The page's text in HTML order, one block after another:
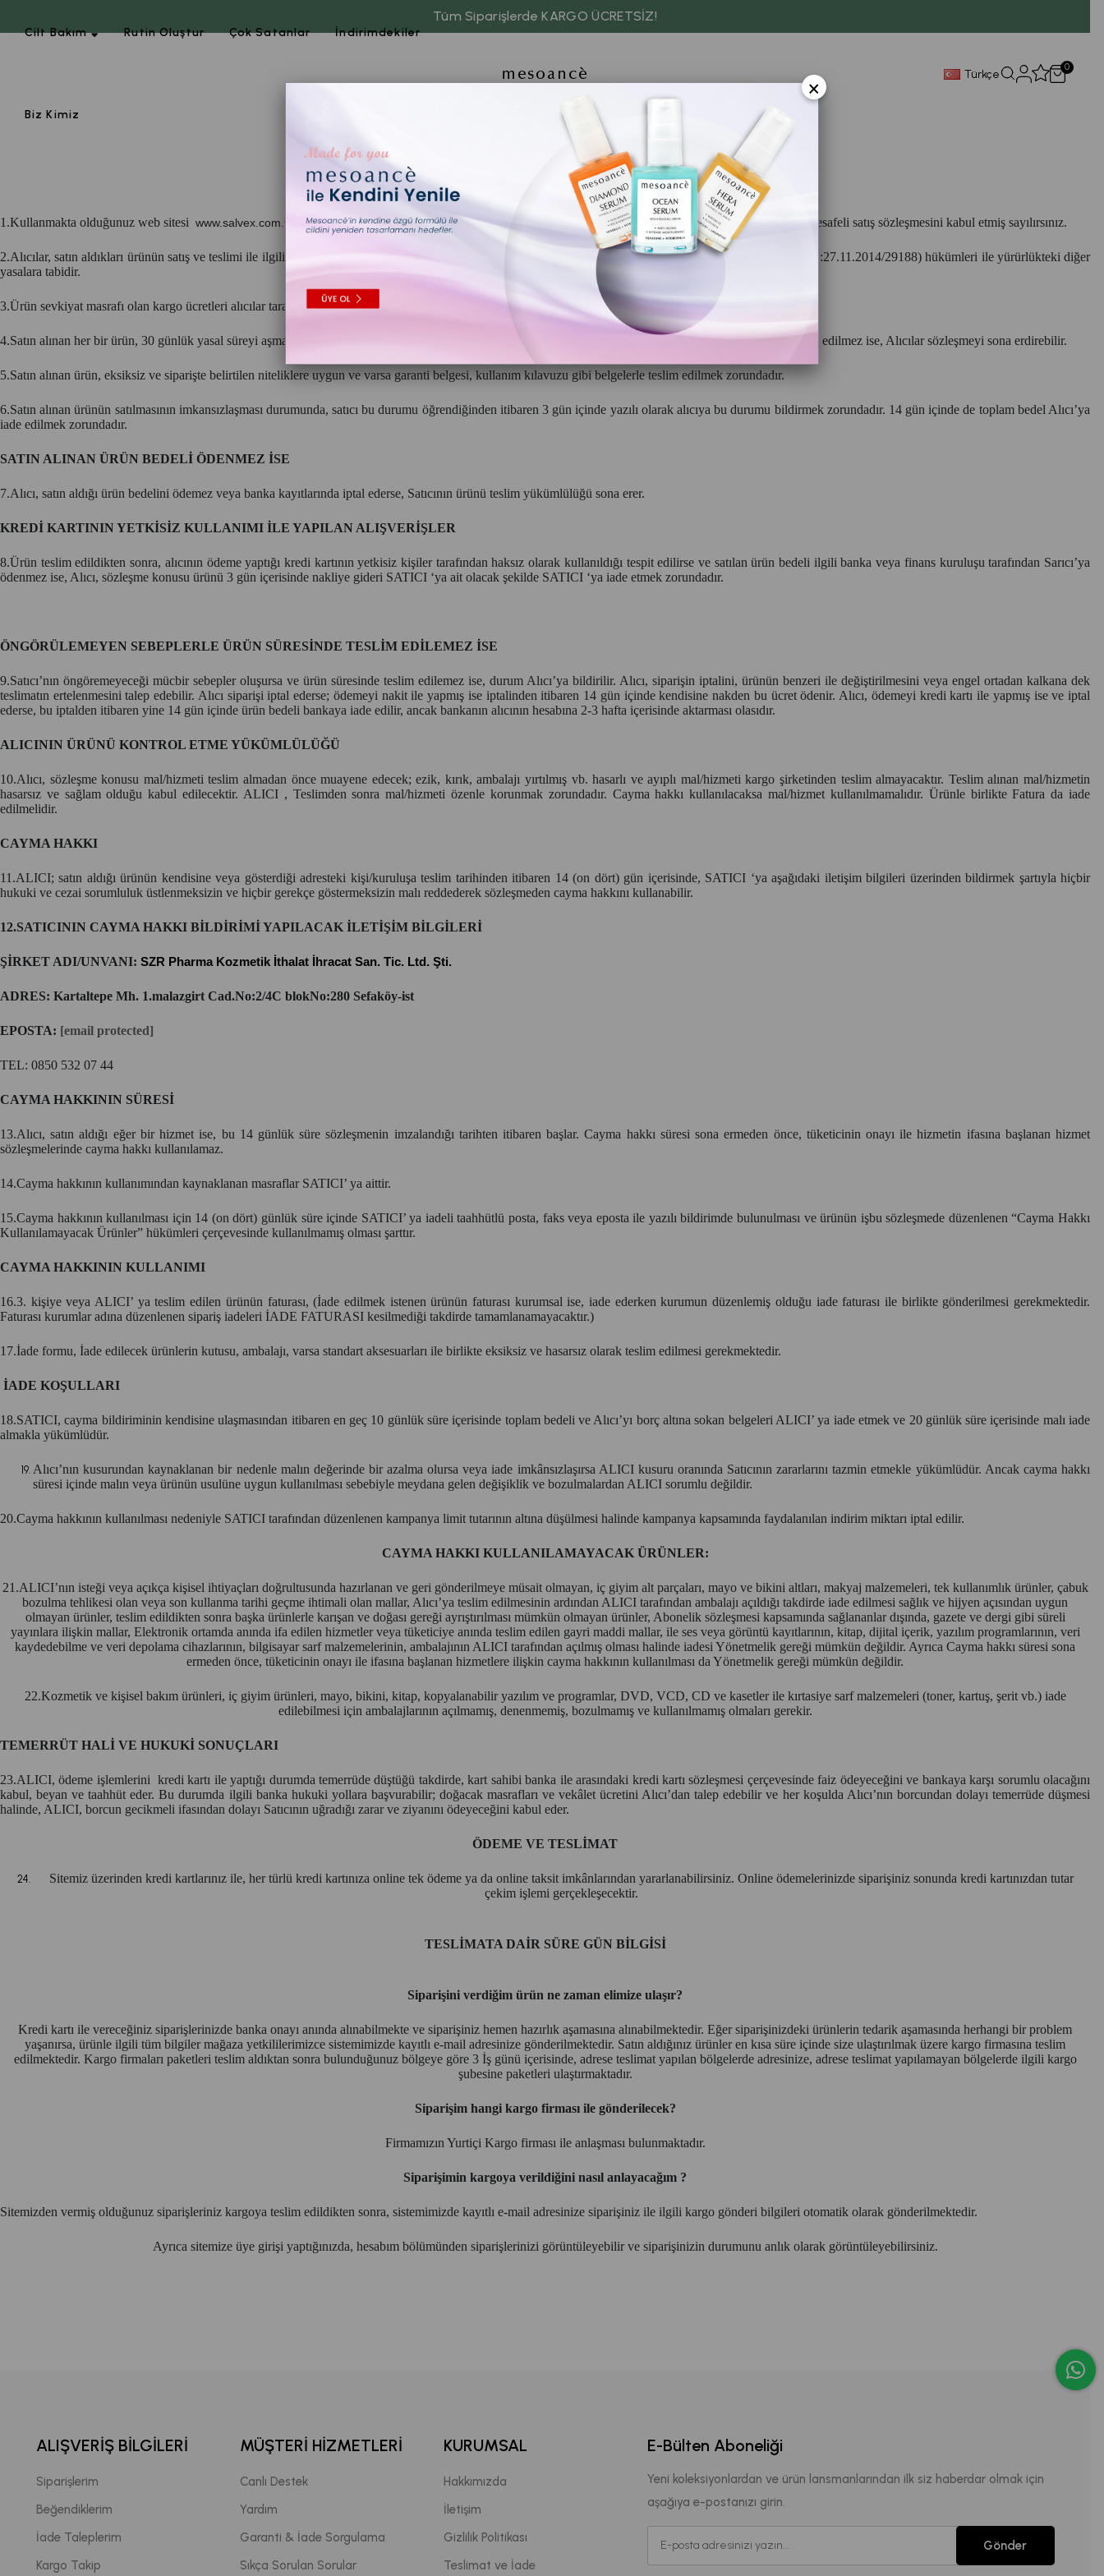
Tüm Siparişlerde KARGO ÜCRETSİZ!
Cilt Bakım Rutin Oluştur Çok Satanlar İndirimdekiler
Biz Kimiz
Türkçe 0
İADE VE GARANTİ KOŞULLARI
TÜKETİCİ HAKLARI – CAYMA – İPTAL İADE KOŞULLARI
GENEL HÜKÜMLER
1.Kullanmakta olduğunuz web sitesi www.salvex.com.tr üzerinden elektronik ortamda sipariş verdiğiniz takdirde, size sunulan ön bilgilendirme formunu ve mesafeli satış sözleşmesini kabul etmiş sayılırsınız.
2.Alıcılar, satın aldıkları ürünün satış ve teslimi ile ilgili olarak 6502 sayılı Tüketicinin Korunması Hakkında Kanun ve Mesafeli Sözleşmeler Yönetmeliği (RG:27.11.2014/29188) hükümleri ile yürürlükteki diğer
yasalara tabidir.
3.Ürün sevkiyat masrafı olan kargo ücretleri alıcılar tarafından ödenecektir.
4.Satın alınan her bir ürün, 30 günlük yasal süreyi aşmamak kaydı ile alıcının gösterdiği adresteki kişi ve/veya kuruluşa teslim edilir. Bu süre içinde ürün teslim edilmez ise, Alıcılar sözleşmeyi sona erdirebilir.
5.Satın alınan ürün, eksiksiz ve siparişte belirtilen niteliklere uygun ve varsa garanti belgesi, kullanım kılavuzu gibi belgelerle teslim edilmek zorundadır.
6.Satın alınan ürünün satılmasının imkansızlaşması durumunda, satıcı bu durumu öğrendiğinden itibaren 3 gün içinde yazılı olarak alıcıya bu durumu bildirmek zorundadır. 14 gün içinde de toplam bedel Alıcı’ya
iade edilmek zorundadır.
SATIN ALINAN ÜRÜN BEDELİ ÖDENMEZ İSE
7.Alıcı, satın aldığı ürün bedelini ödemez veya banka kayıtlarında iptal ederse, Satıcının ürünü teslim yükümlülüğü sona erer.
KREDİ KARTININ YETKİSİZ KULLANIMI İLE YAPILAN ALIŞVERİŞLER
8.Ürün teslim edildikten sonra, alıcının ödeme yaptığı kredi kartının yetkisiz kişiler tarafından haksız olarak kullanıldığı tespit edilirse ve satılan ürün bedeli ilgili banka veya finans kuruluşu tarafından Sarıcı’ya
ödenmez ise, Alıcı, sözleşme konusu ürünü 3 gün içerisinde nakliye gideri SATICI ‘ya ait olacak şekilde SATICI ‘ya iade etmek zorundadır.
ÖNGÖRÜLEMEYEN SEBEPLERLE ÜRÜN SÜRESİNDE TESLİM EDİLEMEZ İSE
9.Satıcı’nın öngöremeyeceği mücbir sebepler oluşursa ve ürün süresinde teslim edilemez ise, durum Alıcı’ya bildirilir. Alıcı, siparişin iptalini, ürünün benzeri ile değiştirilmesini veya engel ortadan kalkana dek
teslimatın ertelenmesini talep edebilir. Alıcı siparişi iptal ederse; ödemeyi nakit ile yapmış ise iptalinden itibaren 14 gün içinde kendisine nakden bu ücret ödenir. Alıcı, ödemeyi kredi kartı ile yapmış ise ve iptal
ederse, bu iptalden itibaren yine 14 gün içinde ürün bedeli bankaya iade edilir, ancak bankanın alıcının hesabına 2-3 hafta içerisinde aktarması olasıdır.
ALICININ ÜRÜNÜ KONTROL ETME YÜKÜMLÜLÜĞÜ
10.Alıcı, sözleşme konusu mal/hizmeti teslim almadan önce muayene edecek; ezik, kırık, ambalajı yırtılmış vb. hasarlı ve ayıplı mal/hizmeti kargo şirketinden teslim almayacaktır. Teslim alınan mal/hizmetin
hasarsız ve sağlam olduğu kabul edilecektir. ALICI , Teslimden sonra mal/hizmeti özenle korunmak zorundadır. Cayma hakkı kullanılacaksa mal/hizmet kullanılmamalıdır. Ürünle birlikte Fatura da iade
edilmelidir.
CAYMA HAKKI
11.ALICI; satın aldığı ürünün kendisine veya gösterdiği adresteki kişi/kuruluşa teslim tarihinden itibaren 14 (on dört) gün içerisinde, SATICI ‘ya aşağıdaki iletişim bilgileri üzerinden bildirmek şartıyla hiçbir
hukuki ve cezai sorumluluk üstlenmeksizin ve hiçbir gerekçe göstermeksizin malı reddederek sözleşmeden cayma hakkını kullanabilir.
12.SATICININ CAYMA HAKKI BİLDİRİMİ YAPILACAK İLETİŞİM BİLGİLERİ
ŞİRKET ADI/UNVANI: SZR Pharma Kozmetik İthalat İhracat San. Tic. Ltd. Şti.
ADRES: Kartaltepe Mh. 1.malazgirt Cad.No:2/4C blokNo:280 Sefaköy-ist
EPOSTA: [email protected]
TEL: 0850 532 07 44
CAYMA HAKKININ SÜRESİ
13.Alıcı, satın aldığı eğer bir hizmet ise, bu 14 günlük süre sözleşmenin imzalandığı tarihten itibaren başlar. Cayma hakkı süresi sona ermeden önce, tüketicinin onayı ile hizmetin ifasına başlanan hizmet
sözleşmelerinde cayma hakkı kullanılamaz.
14.Cayma hakkının kullanımından kaynaklanan masraflar SATICI’ ya aittir.
15.Cayma hakkının kullanılması için 14 (on dört) günlük süre içinde SATICI’ ya iadeli taahhütlü posta, faks veya eposta ile yazılı bildirimde bulunulması ve ürünün işbu sözleşmede düzenlenen “Cayma Hakkı
Kullanılamayacak Ürünler” hükümleri çerçevesinde kullanılmamış olması şarttır.
CAYMA HAKKININ KULLANIMI
16.3. kişiye veya ALICI’ ya teslim edilen ürünün faturası, (İade edilmek istenen ürünün faturası kurumsal ise, iade ederken kurumun düzenlemiş olduğu iade faturası ile birlikte gönderilmesi gerekmektedir.
Faturası kurumlar adına düzenlenen sipariş iadeleri İADE FATURASI kesilmediği takdirde tamamlanamayacaktır.)
17.İade formu, İade edilecek ürünlerin kutusu, ambalajı, varsa standart aksesuarları ile birlikte eksiksiz ve hasarsız olarak teslim edilmesi gerekmektedir.
İADE KOŞULLARI
18.SATICI, cayma bildiriminin kendisine ulaşmasından itibaren en geç 10 günlük süre içerisinde toplam bedeli ve Alıcı’yı borç altına sokan belgeleri ALICI’ ya iade etmek ve 20 günlük süre içerisinde malı iade
almakla yükümlüdür.
Alıcı’nın kusurundan kaynaklanan bir nedenle malın değerinde bir azalma olursa veya iade imkânsızlaşırsa ALICI kusuru oranında Satıcının zararlarını tazmin etmekle yükümlüdür. Ancak cayma hakkı
süresi içinde malın veya ürünün usulüne uygun kullanılması sebebiyle meydana gelen değişiklik ve bozulmalardan ALICI sorumlu değildir.
20.Cayma hakkının kullanılması nedeniyle SATICI tarafından düzenlenen kampanya limit tutarının altına düşülmesi halinde kampanya kapsamında faydalanılan indirim miktarı iptal edilir.
CAYMA HAKKI KULLANILAMAYACAK ÜRÜNLER:
21.ALICI’nın isteği veya açıkça kişisel ihtiyaçları doğrultusunda hazırlanan ve geri gönderilmeye müsait olmayan, iç giyim alt parçaları, mayo ve bikini altları, makyaj malzemeleri, tek kullanımlık ürünler, çabuk
bozulma tehlikesi olan veya son kullanma tarihi geçme ihtimali olan mallar, Alıcı’ya teslim edilmesinin ardından ALICI tarafından ambalajı açıldığı takdirde iade edilmesi sağlık ve hijyen açısından uygun
olmayan ürünler, teslim edildikten sonra başka ürünlerle karışan ve doğası gereği ayrıştırılması mümkün olmayan ürünler, Abonelik sözleşmesi kapsamında sağlananlar dışında, gazete ve dergi gibi süreli
yayınlara ilişkin mallar, Elektronik ortamda anında ifa edilen hizmetler veya tüketiciye anında teslim edilen gayri maddi mallar, ile ses veya görüntü kayıtlarının, kitap, dijital içerik, yazılım programlarının, veri
kaydedebilme ve veri depolama cihazlarının, bilgisayar sarf malzemelerinin, ambalajının ALICI tarafından açılmış olması halinde iadesi Yönetmelik gereği mümkün değildir. Ayrıca Cayma hakkı süresi sona
ermeden önce, tüketicinin onayı ile ifasına başlanan hizmetlere ilişkin cayma hakkının kullanılması da Yönetmelik gereği mümkün değildir.
22.Kozmetik ve kişisel bakım ürünleri, iç giyim ürünleri, mayo, bikini, kitap, kopyalanabilir yazılım ve programlar, DVD, VCD, CD ve kasetler ile kırtasiye sarf malzemeleri (toner, kartuş, şerit vb.) iade
edilebilmesi için ambalajlarının açılmamış, denenmemiş, bozulmamış ve kullanılmamış olmaları gerekir.
TEMERRÜT HALİ VE HUKUKİ SONUÇLARI
23.ALICI, ödeme işlemlerini kredi kartı ile yaptığı durumda temerrüde düştüğü takdirde, kart sahibi banka ile arasındaki kredi kartı sözleşmesi çerçevesinde faiz ödeyeceğini ve bankaya karşı sorumlu olacağını
kabul, beyan ve taahhüt eder. Bu durumda ilgili banka hukuki yollara başvurabilir; doğacak masrafları ve vekâlet ücretini Alıcı’dan talep edebilir ve her koşulda Alıcı’nın borcundan dolayı temerrüde düşmesi
halinde, ALICI, borcun gecikmeli ifasından dolayı Satıcının uğradığı zarar ve ziyanını ödeyeceğini kabul eder.
ÖDEME VE TESLİMAT
Sitemiz üzerinden kredi kartlarınız ile, her türlü kredi kartınıza online tek ödeme ya da online taksit imkânlarından yararlanabilirsiniz. Online ödemelerinizde siparişiniz sonunda kredi kartınızdan tutar
çekim işlemi gerçekleşecektir.
TESLİMATA DAİR SÜRE GÜN BİLGİSİ
Siparişini verdiğim ürün ne zaman elimize ulaşır?
Kredi kartı ile vereceğiniz siparişlerinizde banka onayı anında alınabilmekte ve siparişiniz hemen hazırlık aşamasına alınabilmektedir. Eğer siparişinizdeki ürünlerin tedarik aşamasında herhangi bir problem
yaşanırsa, ürünle ilgili tüm bilgiler mağaza yetkililerimizce sistemimizde kayıtlı e-mail adresinize gönderilmektedir. Satın aldığınız ürünler en kısa süre içinde size ulaştırılmak üzere kargo firmasına teslim
edilmektedir. Kargo firmaları paketleri teslim aldıktan sonra bulunduğunuz bölgeye göre 3 İş günü içerisinde, adrese teslimat yapılan bölgelerde adresinize, adrese teslimat yapılamayan bölgelerde ilgili kargo
şubesine paketleri ulaştırmaktadır.
Siparişim hangi kargo firması ile gönderilecek?
Firmamızın Yurtiçi Kargo firması ile anlaşması bulunmaktadır.
Siparişimin kargoya verildiğini nasıl anlayacağım ?
Sitemizden vermiş olduğunuz siparişleriniz kargoya teslim edildikten sonra, sistemimizde kayıtlı e-mail adresinize siparişiniz ile ilgili kargo gönderi bilgileri otomatik olarak gönderilmektedir.
Ayrıca sitemize üye girişi yaptığınızda, hesabım bölümünden siparişlerinizi görüntüleyebilir ve siparişinizin durumunu anlık olarak görüntüleyebilirsiniz.
ALIŞVERIŞ BILGILERI
Siparişlerim
Beğendiklerim
İade Taleplerim
Kargo Takip
MÜŞTERI HIZMETLERI
Canlı Destek
Yardım
Garanti & İade Sorgulama
Sıkça Sorulan Sorular
KURUMSAL
Hakkımızda
İletişim
Gizlilik Politikası
Teslimat ve İade
E-Bülten Aboneliği
Yeni koleksiyonlardan ve ürün lansmanlarından ilk siz haberdar olmak için
aşağıya e-postanızı girin.
Gönder
×